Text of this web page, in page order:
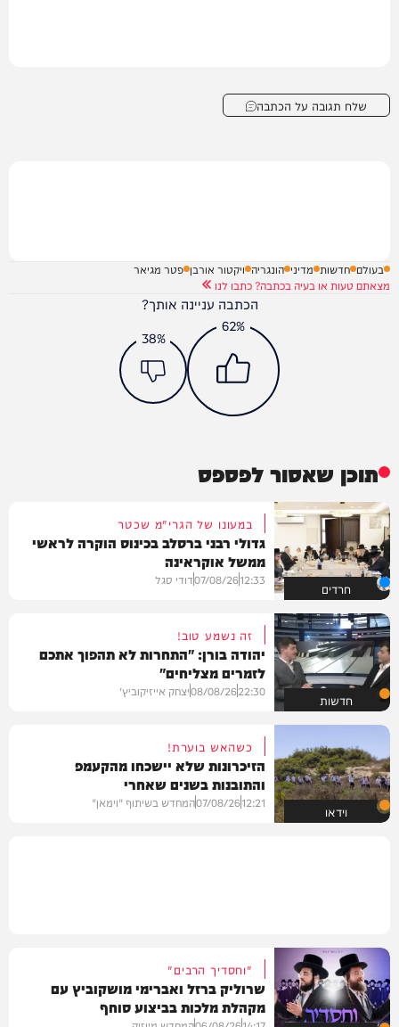
שלח תגובה על הכתבה
בעולם חדשות מדיני הונגריה ויקטור אורבן פטר מגיאר
מצאתם טעות או בעיה בכתבה? כתבו לנו
הכתבה עניינה אותך?
62%
38%
תוכן שאסור לפספס
חרדים
במעונו של הגרי"מ שכטר
גדולי רבני ברסלב בכינוס הוקרה לראשי
ממשל אוקראינה
12:33
07/08/26דודי סגל
חדשות
זה נשמע טוב!
יהודה בורן: "התחרות לא תהפוך אתכם
לזמרים מצליחים"
22:30
08/08/26יצחק אייזיקוביץ'
וידאו
כשהאש בוערת!
הזיכרונות שלא יישכחו מהקעמפ
והתובנות בשנים שאחרי
12:21
07/08/26המחדש בשיתוף "וימאן"
"וחסדיך הרבים"
שרוליק ברזל ואברימי מושקוביץ עם
מקהלת מלכות בביצוע סוחף